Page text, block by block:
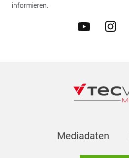
informieren.
Mediadaten